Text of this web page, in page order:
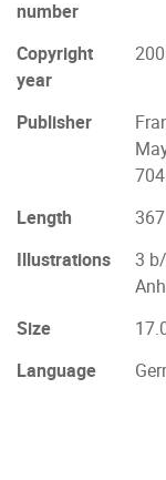
number
Copyright
year
Publisher
Length
Illustrations
3
Size
Language